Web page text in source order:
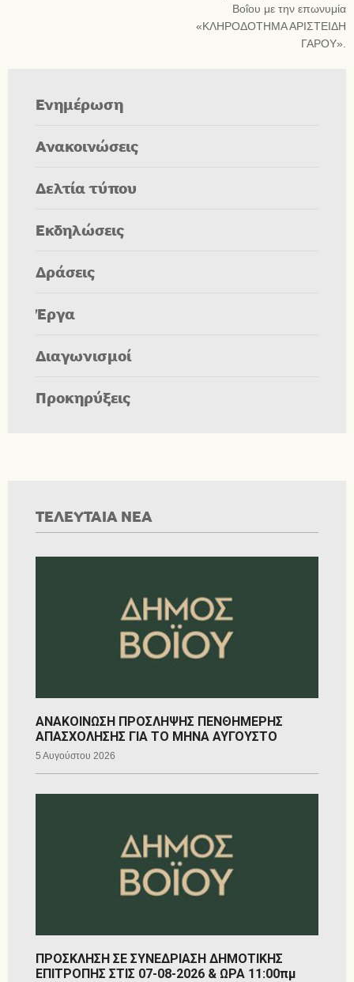
Βοΐου με την επωνυμία
«ΚΛΗΡΟΔΟΤΗΜΑ ΑΡΙΣΤΕΙΔΗ
ΓΑΡΟΥ».
Ενημέρωση
Ανακοινώσεις
Δελτία τύπου
Εκδηλώσεις
Δράσεις
Έργα
Διαγωνισμοί
Προκηρύξεις
ΤΕΛΕΥΤΑΙΑ ΝΕΑ
ΑΝΑΚΟΙΝΩΣΗ ΠΡΟΣΛΗΨΗΣ ΠΕΝΘΗΜΕΡΗΣ
ΑΠΑΣΧΟΛΗΣΗΣ ΓΙΑ ΤΟ ΜΗΝΑ ΑΥΓΟΥΣΤΟ
5 Αυγούστου 2026
ΠΡΟΣΚΛΗΣΗ ΣΕ ΣΥΝΕΔΡΙΑΣΗ ΔΗΜΟΤΙΚΗΣ
ΕΠΙΤΡΟΠΗΣ ΣΤΙΣ 07-08-2026 & ΩΡΑ 11:00πμ